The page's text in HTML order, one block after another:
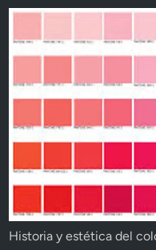
Historia y estética del